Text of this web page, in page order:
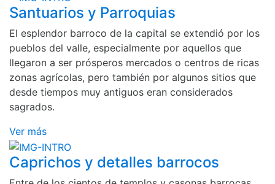
Santuarios y Parroquias
El esplendor barroco de la capital se extendió por los
pueblos del valle, especialmente por aquellos que
llegaron a ser prósperos mercados o centros de ricas
zonas agrícolas, pero también por algunos sitios que
desde tiempos muy antiguos eran considerados
sagrados.
Ver más
Caprichos y detalles barrocos